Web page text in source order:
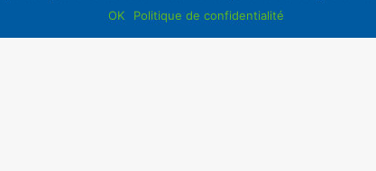
OK
Politique de confidentialité